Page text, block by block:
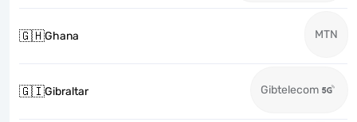
🇬🇭Ghana MTN
🇬🇮Gibraltar Gibtelecom